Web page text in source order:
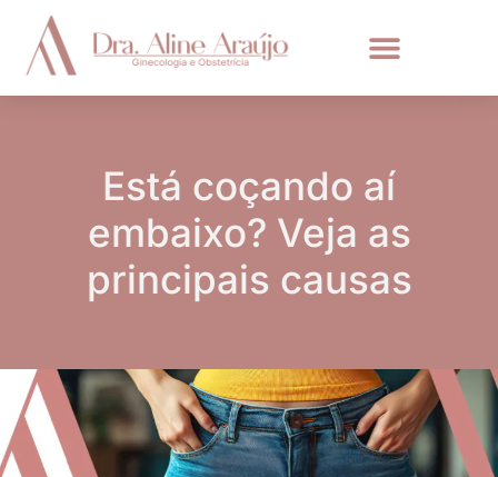
Está coçando aí
embaixo? Veja as
principais causas